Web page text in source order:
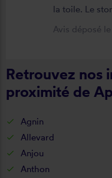
la toile. Le
neuf,
Avis déposé
Retrouvez nos
proximité de
Agnin
Allevard
Anjou
Anthon